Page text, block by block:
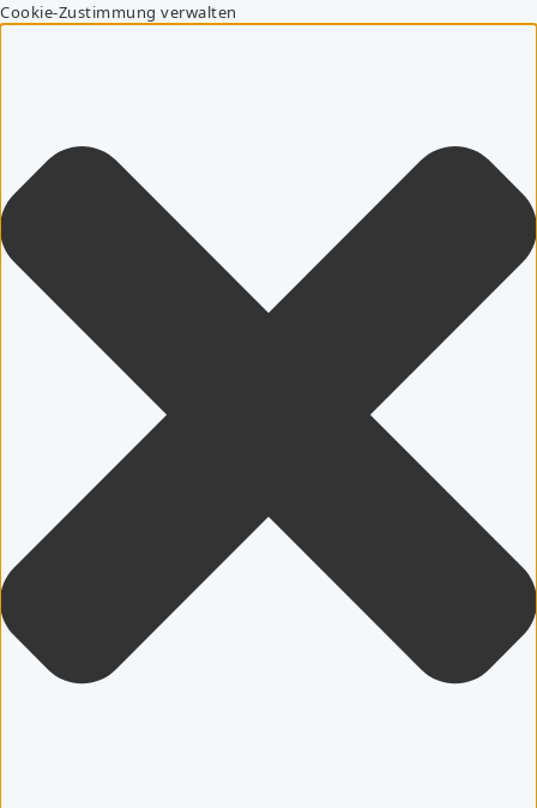
Cookie-Zustimmung verwalten